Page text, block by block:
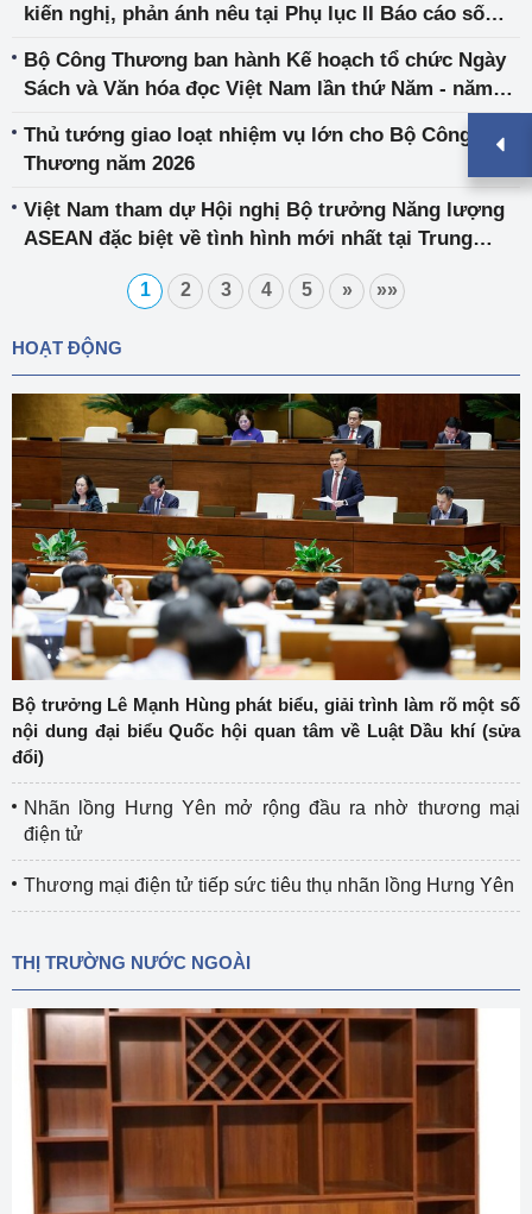
kiến nghị, phản ánh nêu tại Phụ lục II Báo cáo số
Bộ Công Thương ban hành Kế hoạch tổ chức Ngày
Sách và Văn hóa đọc Việt Nam lần thứ Năm - năm
Thủ tướng giao loạt nhiệm vụ lớn cho Bộ Công
Thương năm 2026
Việt Nam tham dự Hội nghị Bộ trưởng Năng lượng
ASEAN đặc biệt về tình hình mới nhất tại Trung
1 2 3 4 5 » »»
HOẠT ĐỘNG
Bộ trưởng Lê Mạnh Hùng phát biểu, giải trình làm rõ một số
nội dung đại biểu Quốc hội quan tâm về Luật Dầu khí (sửa
đổi)
Nhãn lồng Hưng Yên mở rộng đầu ra nhờ thương mại
điện tử
Thương mại điện tử tiếp sức tiêu thụ nhãn lồng Hưng Yên
THỊ TRƯỜNG NƯỚC NGOÀI